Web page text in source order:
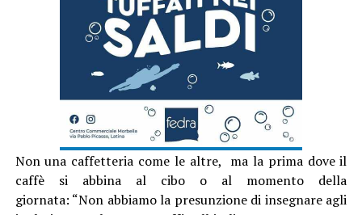
Non una caffetteria come le altre, ma la prima dove il
caffè si abbina al cibo o al momento della
giornata: “Non abbiamo la presunzione di insegnare agli